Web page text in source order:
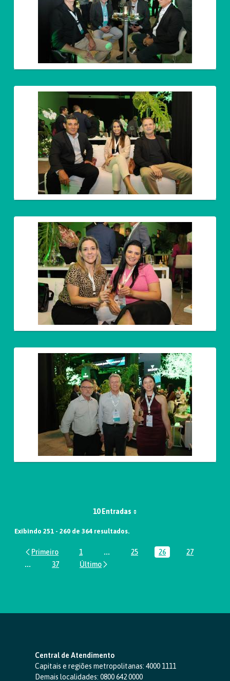
10 Entradas
Exibindo 251 - 260 de 364 resultados.
Página
1 ...Páginas intermediárias Usar ABA
Página
25 Página
26 Página
27
...Páginas intermediárias Usar ABA para navegar.
Página
37
Central de Atendimento
Capitais e regiões metropolitanas: 4000 1111
Demais localidades: 0800 642 0000